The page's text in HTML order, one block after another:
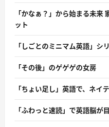
「かなぁ？」から始まる未来
ット
「しごとのミニマム英語」シ
「その後」のゲゲゲの女房
「ちょい足し」英語で、ネイ
「ふわっと速読」で英語脳が